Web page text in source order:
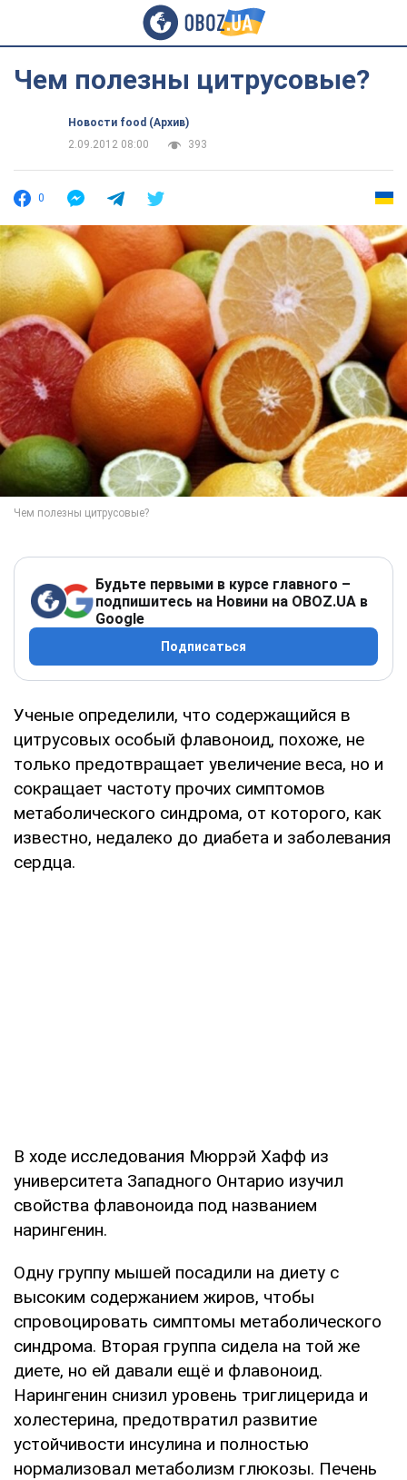
Чем полезны цитрусовые?
Новости food (Архив)
2.09.2012 08:00
393
0
Будьте первыми в курсе главного –
подпишитесь на Новини на OBOZ.UA в
Google
Подписаться
Ученые определили, что содержащийся в
цитрусовых особый флавоноид, похоже, не
только предотвращает увеличение веса, но и
сокращает частоту прочих симптомов
метаболического синдрома, от которого, как
известно, недалеко до диабета и заболевания
сердца.
В ходе исследования Мюррэй Хафф из
университета Западного Онтарио изучил
свойства флавоноида под названием
нарингенин.
Одну группу мышей посадили на диету с
высоким содержанием жиров, чтобы
спровоцировать симптомы метаболического
синдрома. Вторая группа сидела на той же
диете, но ей давали ещё и флавоноид.
Нарингенин снизил уровень триглицерида и
холестерина, предотвратил развитие
устойчивости инсулина и полностью
нормализовал метаболизм глюкозы. Печень